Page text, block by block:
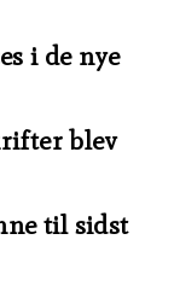
i de nye
blev
til sidst